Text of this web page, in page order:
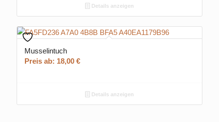
Details anzeigen
Musselintuch
Preis ab: 18,00 €
Details anzeigen